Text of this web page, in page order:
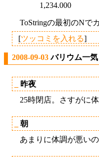
1,234.000
ToStringの最初のNで
[ツッコミを入れる]
2008-09-03 バリウム一気
昨夜
25時閉店。さすがに
朝
あまりに体調が悪い